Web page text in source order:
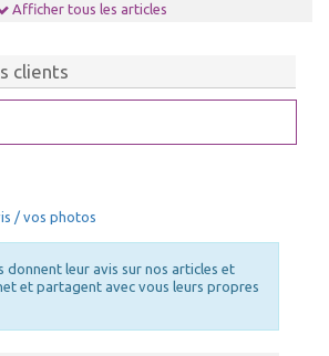
livré
150.00 €
Ajout panier
Afficher tous les articles
clients
/ vos photos
donnent leur avis sur nos articles et
et partagent avec vous leurs propres